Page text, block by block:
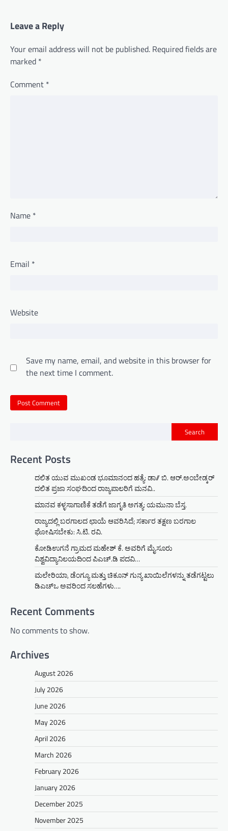
Leave a Reply
Your email address will not be published. Required fields are
marked *
Comment *
Name *
Email *
Website
Save my name, email, and website in this browser for
the next time I comment.
Search
Recent Posts
ದಲಿತ ಯುವ ಮುಖಂಡ ಭೂಮಾನಂದ ಹತ್ಯೆ: ಡಾ// ಬಿ. ಆರ್.ಅಂಬೇಡ್ಕರ್
ದಲಿತ ಪ್ರಜಾ ಸಂಘದಿಂದ ರಾಜ್ಯಪಾಲರಿಗೆ ಮನವಿ..
ಮಾನವ ಕಳ್ಳಸಾಗಾಣಿಕೆ ತಡೆಗೆ ಜಾಗೃತಿ ಅಗತ್ಯ: ಯಮುನಾ ಬೆಸ್ತ.
ರಾಜ್ಯದಲ್ಲಿ ಬರಗಾಲದ ಛಾಯೆ ಆವರಿಸಿದೆ; ಸರ್ಕಾರ ತಕ್ಷಣ ಬರಗಾಲ
ಘೋಷಿಸಬೇಕು: ಸಿ.ಟಿ. ರವಿ.
ಕೋಡಿಉಗನೆ ಗ್ರಾಮದ ಮಹೇಶ್ ಕೆ. ಅವರಿಗೆ ಮೈಸೂರು
ವಿಶ್ವವಿದ್ಯಾನಿಲಯದಿಂದ ಪಿಎಚ್.ಡಿ ಪದವಿ…
ಮಲೇರಿಯಾ, ಡೆಂಗ್ಯೂ ಮತ್ತು ಚಿಕೂನ್ ಗುನ್ಯ ಖಾಯಿಲೆಗಳನ್ನು ತಡೆಗಟ್ಟಲು
ಡಿಎಚ್‌ಒ ಅವರಿಂದ ಸಲಹೆಗಳು….
Recent Comments
No comments to show.
Archives
August 2026
July 2026
June 2026
May 2026
April 2026
March 2026
February 2026
January 2026
December 2025
November 2025